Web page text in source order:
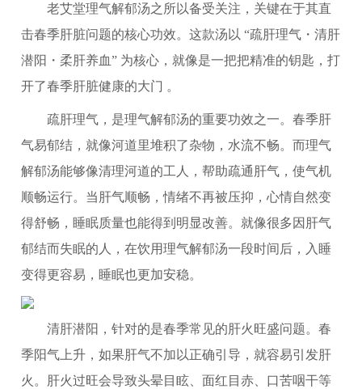
老艾堂理气解郁汤之所以备受关注，关键在于其直
击春季肝脏问题的核心功效。这款汤以 “疏肝理气・清肝
潜阳・柔肝养血” 为核心，就像是一把把精准的钥匙，打
开了春季肝脏健康的大门 。
疏肝理气，是理气解郁汤的重要功效之一。春季肝
气易郁结，就像河道里堆积了杂物，水流不畅。而理气
解郁汤能够像清理河道的工人，帮助疏通肝气，使气机
顺畅运行。当肝气顺畅，情绪不再被压抑，心情自然变
得舒畅，睡眠质量也能得到明显改善。就像很多因肝气
郁结而失眠的人，在饮用理气解郁汤一段时间后，入睡
变得更容易，睡眠也更加安稳。
清肝潜阳，针对的是春季常见的肝火旺盛问题。春
季阳气上升，如果肝气不加以正确引导，就容易引发肝
火。肝火过旺会导致头晕目眩、面红目赤、口苦咽干等